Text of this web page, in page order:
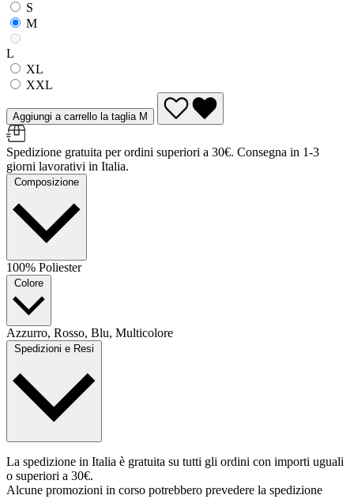
S
M
L
XL
XXL
Aggiungi a carrello la taglia M
Spedizione gratuita per ordini superiori a 30€. Consegna in 1-3
giorni lavorativi in Italia.
Composizione
100% Poliester
Colore
Azzurro, Rosso, Blu, Multicolore
Spedizioni e Resi
La spedizione in Italia è gratuita su tutti gli ordini con importi uguali
o superiori a 30€.
Alcune promozioni in corso potrebbero prevedere la spedizione